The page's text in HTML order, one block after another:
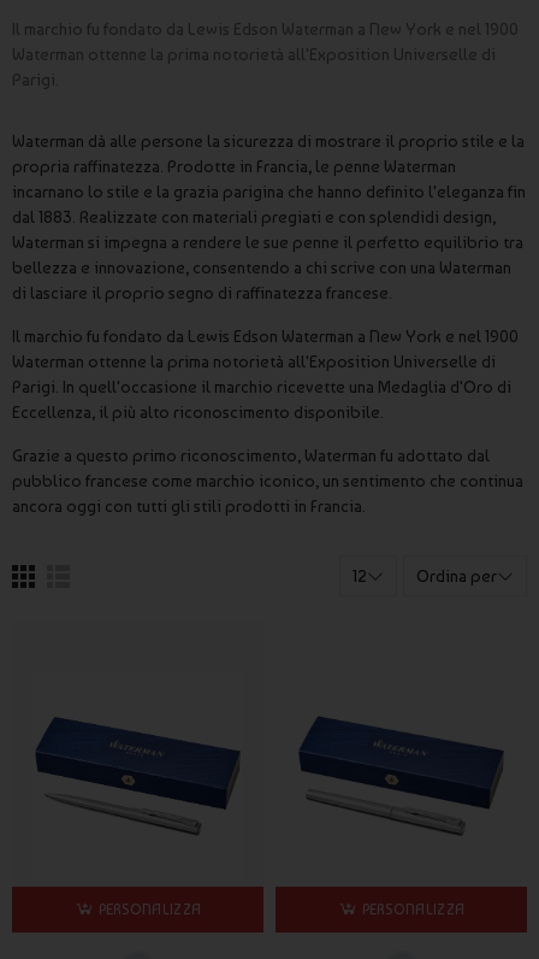
Il marchio fu fondato da Lewis Edson Waterman a New York e nel 1900
Waterman ottenne la prima notorietà all'Exposition Universelle di
Parigi.
Waterman dà alle persone la sicurezza di mostrare il proprio stile e la
propria raffinatezza. Prodotte in Francia, le penne Waterman
incarnano lo stile e la grazia parigina che hanno definito l'eleganza fin
dal 1883. Realizzate con materiali pregiati e con splendidi design,
Waterman si impegna a rendere le sue penne il perfetto equilibrio tra
bellezza e innovazione, consentendo a chi scrive con una Waterman
di lasciare il proprio segno di raffinatezza francese.
Il marchio fu fondato da Lewis Edson Waterman a New York e nel 1900
Waterman ottenne la prima notorietà all'Exposition Universelle di
Parigi. In quell'occasione il marchio ricevette una Medaglia d'Oro di
Eccellenza, il più alto riconoscimento disponibile.
Grazie a questo primo riconoscimento, Waterman fu adottato dal
pubblico francese come marchio iconico, un sentimento che continua
ancora oggi con tutti gli stili prodotti in Francia.
12 Ordina per
PERSONALIZZA PERSONALIZZA